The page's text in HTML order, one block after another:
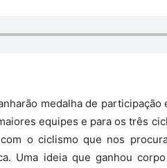
medalha de
equipes e para os três
o ciclismo que nos
Uma ideia que ganhou